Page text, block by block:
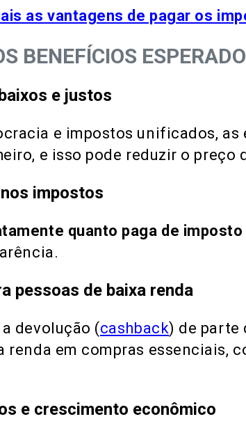
as vantagens de pagar os
BENEFÍCIOS
e justos
e impostos unificados, as
e isso pode reduzir o preço
impostos
quanto paga de
pessoas de baixa renda
devolução (cashback) de parte
renda em compras essenciais,
e crescimento econômico